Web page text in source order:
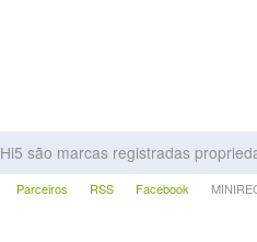
são marcas registradas
Parceiros RSS Facebook